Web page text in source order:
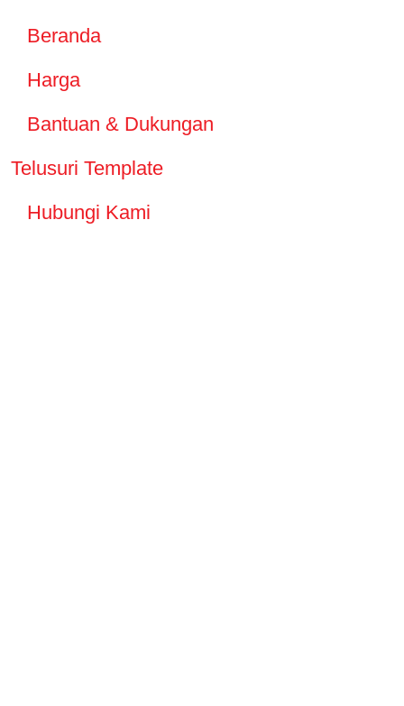
Beranda
Harga
Bantuan & Dukungan
Telusuri Template
Hubungi Kami